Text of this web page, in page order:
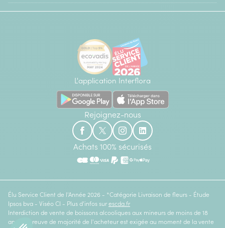
L'application Interflora
Rejoignez-nous
Achats 100% sécurisés
Élu Service Client de l'Année 2026 - *Catégorie Livraison de fleurs - Étude
Ipsos bva - Viséo CI - Plus d'infos sur escda.fr
Interdiction de vente de boissons alcooliques aux mineurs de moins de 18
ans. La preuve de majorité de l'acheteur est exigée au moment de la vente